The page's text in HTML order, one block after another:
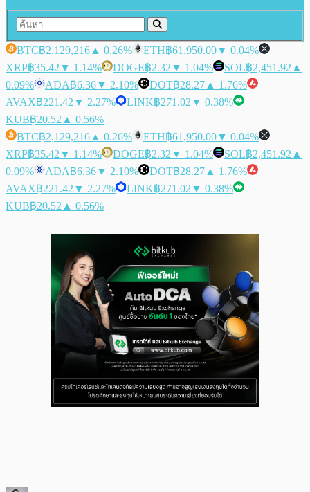
BTC฿2,129,216 ▲ 0.26% ETH฿61,950.00▼ 0.04%
XRP฿35.42 ▼ 1.14% DOGE฿2.32 ▼ 1.04% SOL฿2,451.92 ▲
0.09%
ADA฿6.36▼ 2.10% DOT฿28.27 ▲ 1.76%
AVAX฿221.42 ▼ 2.27% LINK฿271.02 ▼ 0.38%
KUB฿20.52 ▲ 0.56%
BTC฿2,129,216 ▲ 0.26% ETH฿61,950.00▼ 0.04%
XRP฿35.42 ▼ 1.14% DOGE฿2.32 ▼ 1.04% SOL฿2,451.92 ▲
0.09%
ADA฿6.36▼ 2.10% DOT฿28.27 ▲ 1.76%
AVAX฿221.42 ▼ 2.27% LINK฿271.02 ▼ 0.38%
KUB฿20.52 ▲ 0.56%